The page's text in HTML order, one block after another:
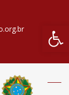
Barra